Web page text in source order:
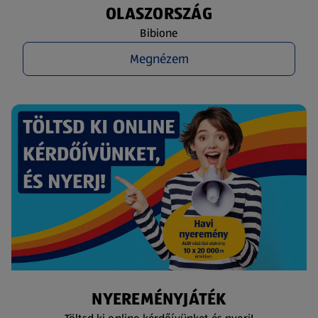
OLASZORSZÁG
Bibione
Megnézem
NYEREMÉNYJÁTÉK